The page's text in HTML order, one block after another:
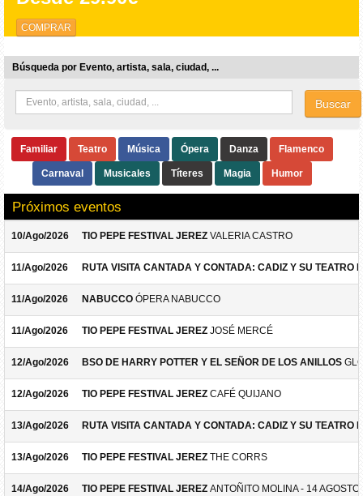
COMPRAR
Búsqueda por Evento, artista, sala, ciudad, ...
Buscar
Familiar Teatro Música Ópera Danza Flamenco
Carnaval Musicales Títeres Magia Humor
Próximos eventos
10/Ago/2026 TIO PEPE FESTIVAL JEREZ VALERIA CASTRO
11/Ago/2026 RUTA VISITA CANTADA Y CONTADA: CADIZ Y SU TEATRO
11/Ago/2026 NABUCCO ÓPERA NABUCCO
11/Ago/2026 TIO PEPE FESTIVAL JEREZ JOSÉ MERCÉ
12/Ago/2026 BSO DE HARRY POTTER Y EL SEÑOR DE LOS ANILLOS
12/Ago/2026 TIO PEPE FESTIVAL JEREZ CAFÉ QUIJANO
13/Ago/2026 RUTA VISITA CANTADA Y CONTADA: CADIZ Y SU TEATRO
13/Ago/2026 TIO PEPE FESTIVAL JEREZ THE CORRS
14/Ago/2026 TIO PEPE FESTIVAL JEREZ ANTOÑITO MOLINA - 14 AGOSTO